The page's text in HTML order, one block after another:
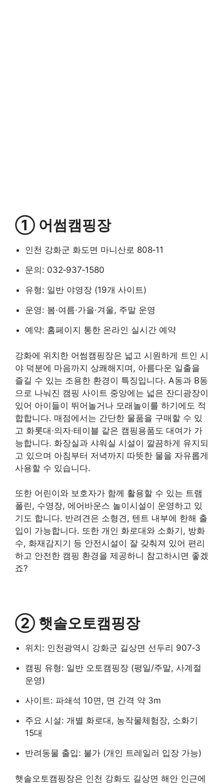
① 어썸캠핑장
인천 강화군 화도면 마니산로 808‑11
문의: 032‑937‑1580
유형: 일반 야영장 (19개 사이트)
운영: 봄·여름·가을·겨울, 주말 운영
예약: 홈페이지 통한 온라인 실시간 예약
강화에 위치한 어썸캠핑장은 넓고 시원하게 트인 시
야 덕분에 마음까지 상쾌해지며, 아름다운 일출을
즐길 수 있는 조용한 환경이 특징입니다. A동과 B동
으로 나눠진 캠핑 사이트 중앙에는 넓은 잔디광장이
있어 아이들이 뛰어놀거나 모래놀이를 하기에도 적
합합니다. 매점에서는 간단한 물품을 구매할 수 있
고 화롯대·의자·테이블 같은 캠핑용품도 대여가 가
능합니다. 화장실과 샤워실 시설이 깔끔하게 유지되
고 있으며 아침부터 저녁까지 따뜻한 물을 자유롭게
사용할 수 있습니다.
또한 어린이와 보호자가 함께 활용할 수 있는 트램
폴린, 수영장, 에어바운스 놀이시설이 운영하고 있
기도 합니다. 반려견은 소형견, 텐트 내부에 한해 출
입이 가능합니다. 또한 개인 화로대와 소화기, 방화
수, 화재감지기 등 안전시설이 잘 갖춰져 있어 편리
하고 안전한 캠핑 환경을 제공하니 참고하시면 좋겠
죠?
② 햇솔오토캠핑장
위치: 인천광역시 강화군 길상면 선두리 907‑3
캠핑 유형: 일반 오토캠핑장 (평일/주말, 사계절
운영)
사이트: 파쇄석 10면, 면 간격 약 3m
주요 시설: 개별 화로대, 농작물체험장, 소화기
15대
반려동물 출입: 불가 (개인 트레일러 입장 가능)
햇솔오토캠핑장은 인천 강화도 길상면 해안 인근에